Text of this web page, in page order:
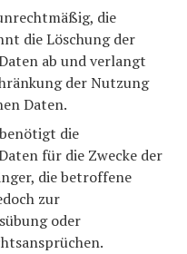
die
die Löschung der
ab und verlangt
der Nutzung
Daten.
die
für die Zwecke der
die betroffene
zur
oder